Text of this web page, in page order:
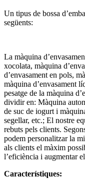
Un tipus de bossa
següents:
La màquina
xocolata, màquina
d’envasament en pols,
màquina d’envasament
pesatge de la màquina
dividir en: Màquina
de suc de iogurt i
segellar, etc.; El nostre
rebuts pels clients.
podem personalitzar la
als clients el màxim
l’eficiència i augmentar
Característiques: